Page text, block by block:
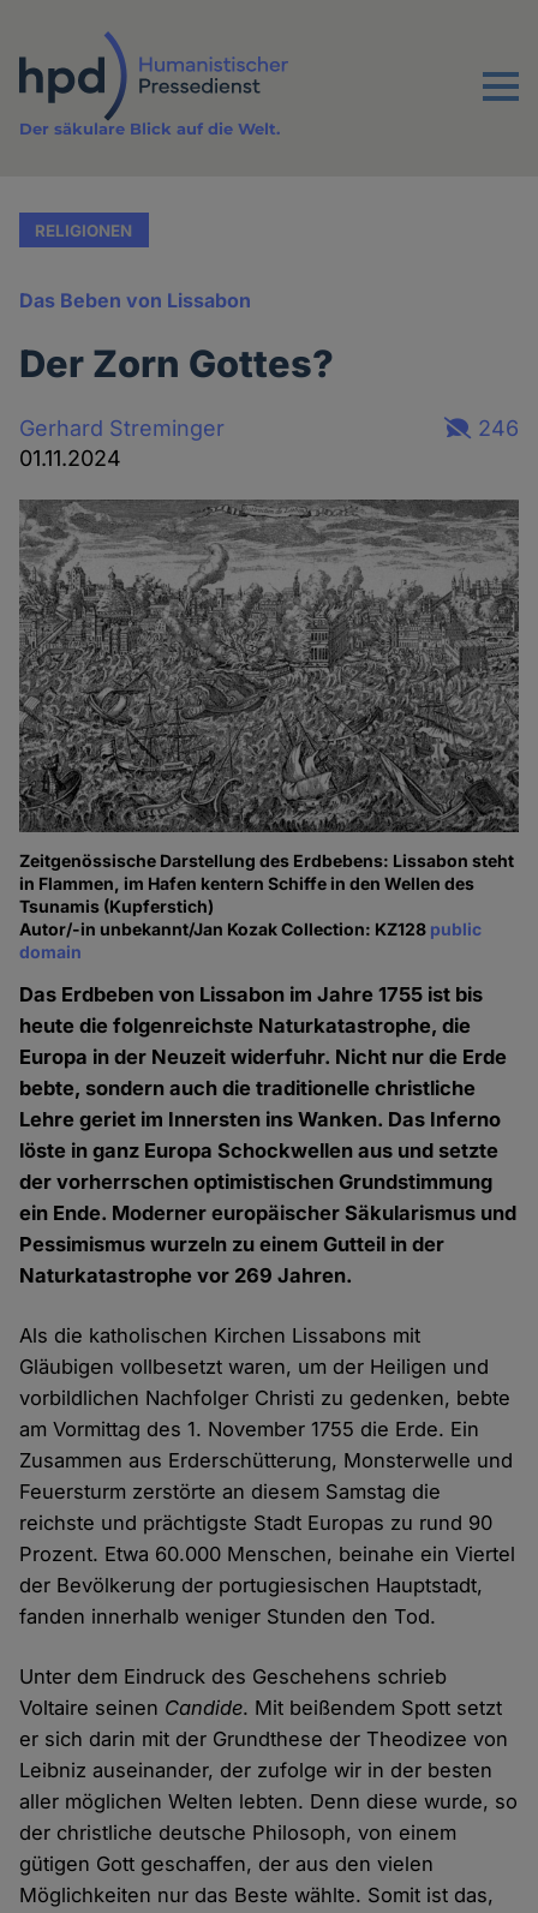
Inhalt
Menu
Der säkulare Blick auf die Welt.
RELIGIONEN
Das Beben von Lissabon
Der Zorn Gottes?
Gerhard Streminger
01.11.2024
246
Zeitgenössische Darstellung des Erdbebens: Lissabon steht
in Flammen, im Hafen kentern Schiffe in den Wellen des
Tsunamis (Kupferstich)
Autor/-in unbekannt/Jan Kozak Collection: KZ128 public
domain
Das Erdbeben von Lissabon im Jahre 1755 ist bis
heute die folgenreichste Naturkatastrophe, die
Europa in der Neuzeit widerfuhr. Nicht nur die Erde
bebte, sondern auch die traditionelle christliche
Lehre geriet im Innersten ins Wanken. Das Inferno
löste in ganz Europa Schockwellen aus und setzte
der vorherrschen optimistischen Grundstimmung
ein Ende. Moderner europäischer Säkularismus und
Pessimismus wurzeln zu einem Gutteil in der
Naturkatastrophe vor 269 Jahren.
Als die katholischen Kirchen Lissabons mit
Gläubigen vollbesetzt waren, um der Heiligen und
vorbildlichen Nachfolger Christi zu gedenken, bebte
am Vormittag des 1. November 1755 die Erde. Ein
Zusammen aus Erderschütterung, Monsterwelle und
Feuersturm zerstörte an diesem Samstag die
reichste und prächtigste Stadt Europas zu rund 90
Prozent. Etwa 60.000 Menschen, beinahe ein Viertel
der Bevölkerung der portugiesischen Hauptstadt,
fanden innerhalb weniger Stunden den Tod.
Unter dem Eindruck des Geschehens schrieb
Voltaire seinen Candide. Mit beißendem Spott setzt
er sich darin mit der Grundthese der Theodizee von
Leibniz auseinander, der zufolge wir in der besten
aller möglichen Welten lebten. Denn diese wurde, so
der christliche deutsche Philosoph, von einem
gütigen Gott geschaffen, der aus den vielen
Möglichkeiten nur das Beste wählte. Somit ist das,